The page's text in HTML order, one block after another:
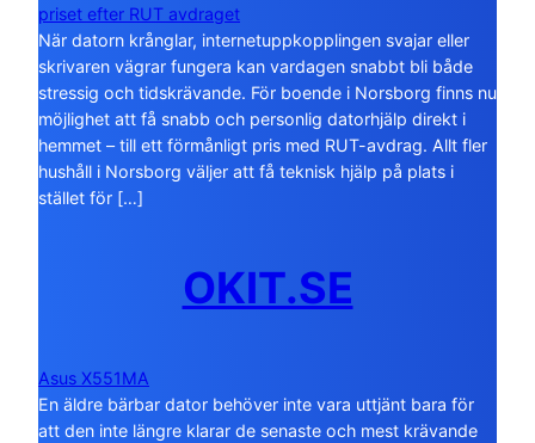
priset efter RUT avdraget
När datorn krånglar, internetuppkopplingen svajar eller
skrivaren vägrar fungera kan vardagen snabbt bli både
stressig och tidskrävande. För boende i Norsborg finns nu
möjlighet att få snabb och personlig datorhjälp direkt i
hemmet – till ett förmånligt pris med RUT-avdrag. Allt fler
hushåll i Norsborg väljer att få teknisk hjälp på plats i
stället för […]
OKIT.SE
Asus X551MA
En äldre bärbar dator behöver inte vara uttjänt bara för
att den inte längre klarar de senaste och mest krävande